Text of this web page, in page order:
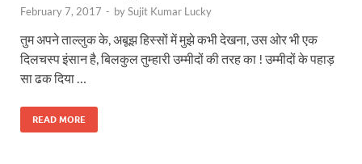
February 7, 2017 - bySujit Kumar Lucky
तुम अपने ताल्लुक के, अबूझ हिस्सों में मुझे कभी देखना, उस ओर भी एक
दिलचस्प इंसान है, बिलकुल तुम्हारी उम्मीदों की तरह का ! उम्मीदों के पहाड़
सा ढक दिया …
READ MORE